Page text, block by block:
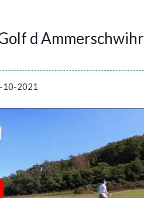
d Ammerschwihr
10-2021